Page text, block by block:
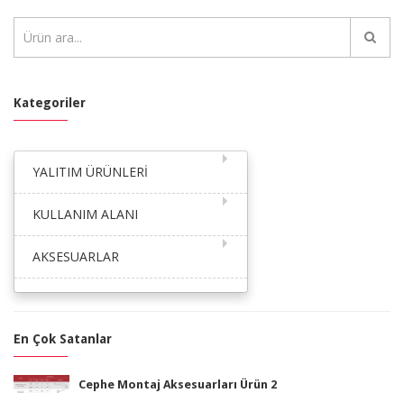
Kategoriler
YALITIM ÜRÜNLERİ
KULLANIM ALANI
AKSESUARLAR
En Çok Satanlar
Cephe Montaj Aksesuarları Ürün 2